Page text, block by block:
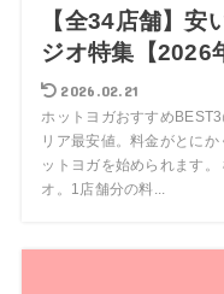
【全34店舗】安
ジオ特集【2026
2026.02.21
ホットヨガおすすめ
リア最安値。料金がとに
ットヨガを始められます
オ。1店舗分の料...